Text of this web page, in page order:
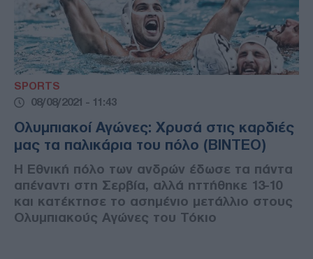
SPORTS
08/08/2021 - 11:43
Ολυμπιακοί Αγώνες: Χρυσά στις καρδιές
μας τα παλικάρια του πόλο (ΒΙΝΤΕΟ)
Η Εθνική πόλο των ανδρών έδωσε τα πάντα
απέναντι στη Σερβία, αλλά ηττήθηκε 13-10
και κατέκτησε το ασημένιο μετάλλιο στους
Ολυμπιακούς Αγώνες του Τόκιο